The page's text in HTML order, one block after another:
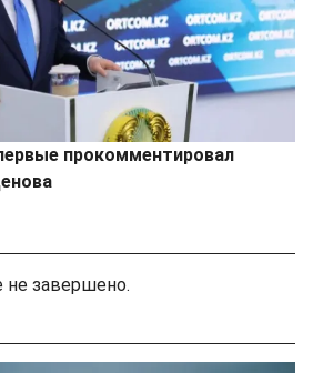
прокомментировал
не завершено.